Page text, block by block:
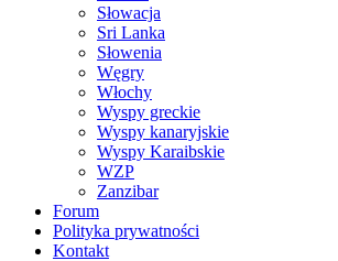
Słowacja
Sri Lanka
Słowenia
Węgry
Włochy
Wyspy greckie
Wyspy kanaryjskie
Wyspy Karaibskie
WZP
Zanzibar
Forum
Polityka prywatności
Kontakt